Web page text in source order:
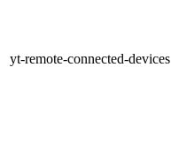
yt-remote-connected-devices